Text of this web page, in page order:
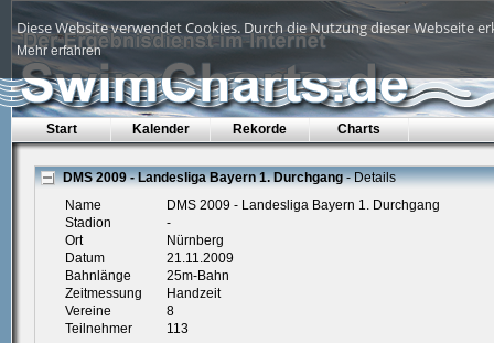
Diese Website verwendet Cookies. Durch die Nutzung dieser Webseite
Mehr erfahren
Start Kalender Rekorde Charts
DMS 2009 - Landesliga Bayern 1. Durchgang- Details
Name
DMS 2009 - Landesliga Bayern 1. Durchgang
Stadion
-
Ort
Nürnberg
Datum
21.11.2009
Bahnlänge
25m-Bahn
Zeitmessung
Handzeit
Vereine
8
Teilnehmer
113